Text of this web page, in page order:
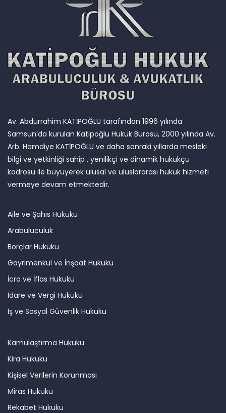
Av. Abdurrahim KATİPOĞLU tarafından 1996 yılında
Samsun’da kurulan Katipoğlu Hukuk Bürosu, 2000 yılında Av.
Arb. Hamdiye KATİPOĞLU ve daha sonraki yıllarda mesleki
bilgi ve yetkinliği sahip , yenilikçi ve dinamik hukukçu
kadrosu ile büyüyerek ulusal ve uluslararası hukuk hizmeti
vermeye devam etmektedir.
Aile ve Şahıs Hukuku
Arabuluculuk
Borçlar Hukuku
Gayrimenkul ve İnşaat Hukuku
İcra ve İflas Hukuku
İdare ve Vergi Hukuku
İş ve Sosyal Güvenlik Hukuku
Kamulaştırma Hukuku
Kira Hukuku
Kişisel Verilerin Korunması
Miras Hukuku
Rekabet Hukuku